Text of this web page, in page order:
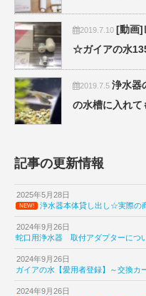
2019.7.10 [動画]
☆ガイアの水
2019.7.5 浄水器
の水槽に入れて
記事の更新情報
2025年5月28日
NEW! 浄水器本体貸し出し☆実際の
2024年9月26日
蛇口用浄水器 取付アダプターにつ
2024年9月26日
ガイアの水【愛用者登録】～交換カ
2024年9月26日